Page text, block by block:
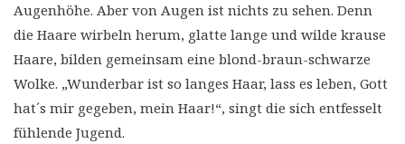
Augenhöhe. Aber von Augen ist nichts zu sehen. Denn
die Haare wirbeln herum, glatte lange und wilde krause
Haare, bilden gemeinsam eine blond-braun-schwarze
Wolke. „Wunderbar ist so langes Haar, lass es leben, Gott
hat´s mir gegeben, mein Haar!“, singt die sich entfesselt
fühlende Jugend.